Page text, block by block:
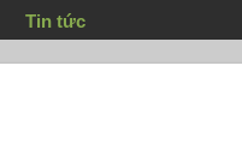
Tin tức